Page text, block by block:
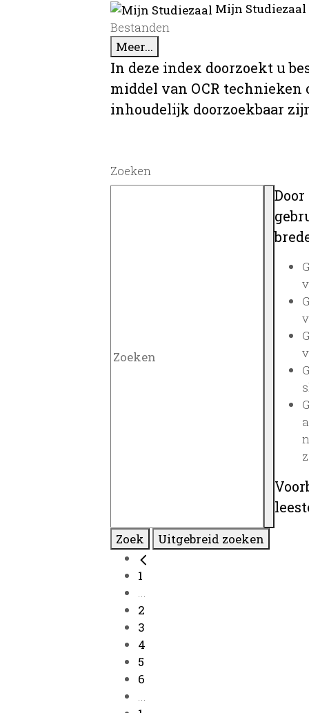
Mijn
Bestanden
Meer...
In deze index doorzoekt u
middel van OCR
inhoudelijk doorzoekbaar
Zoeken
Zoek Uitgebreid zoeken
1
...
2
3
4
5
6
...